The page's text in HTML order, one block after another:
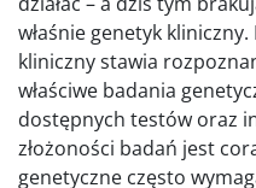
właśnie genetyk
kliniczny stawia
właściwe badania
dostępnych testów oraz
złożoności badań jest
genetyczne często